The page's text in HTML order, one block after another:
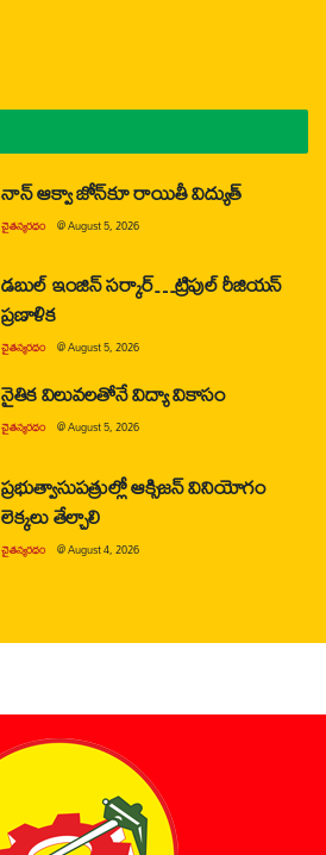
నాన్ ఆక్వా జోన్‌కూ రాయితీ విద్యుత్
చైతన్యరధం @August 5, 2026
డబుల్ ఇంజిన్ సర్కార్…ట్రిపుల్ రీజియన్
ప్రణాళిక
చైతన్యరధం @August 5, 2026
నైతిక విలువలతోనే విద్యా వికాసం
చైతన్యరధం @August 5, 2026
ప్రభుత్వాసుపత్రుల్లో ఆక్సిజన్ వినియోగం
లెక్కలు తేల్చాలి
చైతన్యరధం @August 4, 2026